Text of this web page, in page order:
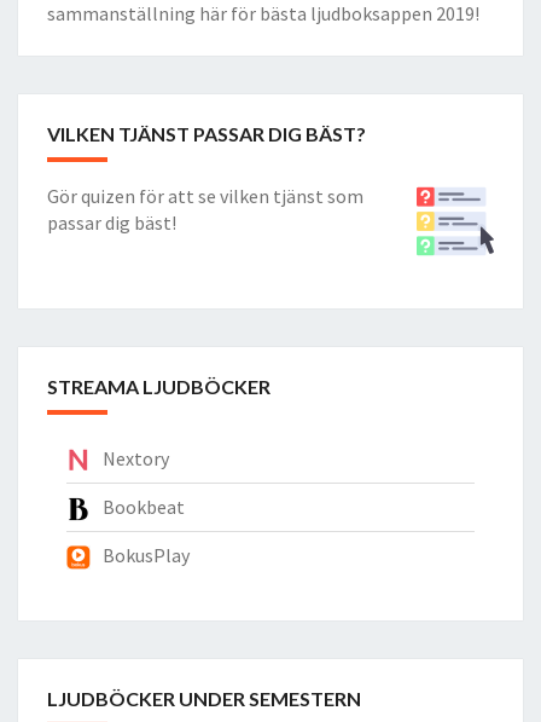
sammanställning här för bästa ljudboksappen 2019!
VILKEN TJÄNST PASSAR DIG BÄST?
Gör quizen för att se vilken tjänst som
passar dig bäst!
STREAMA LJUDBÖCKER
Nextory
Bookbeat
BokusPlay
LJUDBÖCKER UNDER SEMESTERN